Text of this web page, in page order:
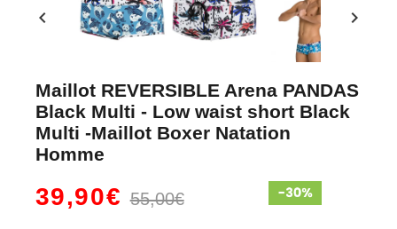
chevron_left chevron_right
Maillot REVERSIBLE Arena PANDAS
Black Multi - Low waist short Black
Multi -Maillot Boxer Natation
Homme
39,90€55,00€